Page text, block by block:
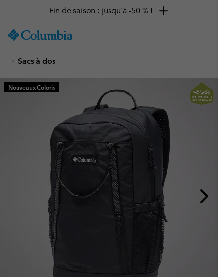
TO
SKIP
MAIN
NAV
Fin de saison : jusqu'à -50 % !
Sacs à dos
Nouveaux Coloris